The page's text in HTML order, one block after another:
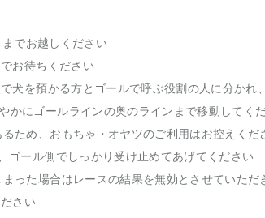
でお越しください
お待ちください
犬を預かる方とゴールで呼ぶ役割の人に分かれ
かにゴールラインの奥のラインまで移動してく
ため、おもちゃ・オヤツのご利用はお控えくだ
ゴール側でしっかり受け止めてあげてください
った場合はレースの結果を無効とさせていただ
さい